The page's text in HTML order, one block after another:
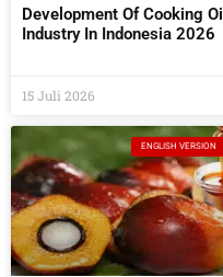
Development Of Cooking Oil
Industry In Indonesia 2026
15 Juli 2026
ENGLISH VERSION